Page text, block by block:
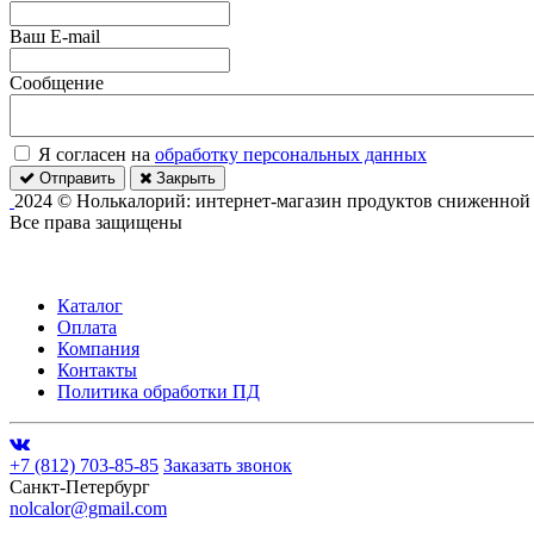
Ваш E-mail
Сообщение
Я согласен на обработку персональных данных
Отправить Закрыть
2024 © Нолькалорий: интернет-магазин продуктов сниженной
Все права защищены
Каталог
Оплата
Компания
Контакты
Политика обработки ПД
+7 (812) 703-85-85 Заказать звонок
Санкт-Петербург
nolcalor@gmail.com